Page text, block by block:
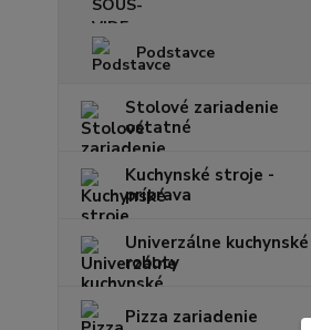
Podstavce
Stolové zariadenie
ostatné
Kuchynské stroje -
príprava
Univerzálne kuchynské
roboty
Pizza zariadenie